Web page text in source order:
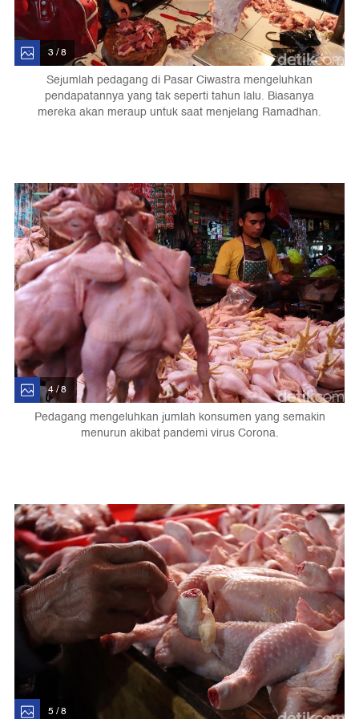
3 / 8
Sejumlah pedagang di Pasar Ciwastra mengeluhkan
pendapatannya yang tak seperti tahun lalu. Biasanya
mereka akan meraup untuk saat menjelang Ramadhan.
4 / 8
Pedagang mengeluhkan jumlah konsumen yang semakin
menurun akibat pandemi virus Corona.
5 / 8